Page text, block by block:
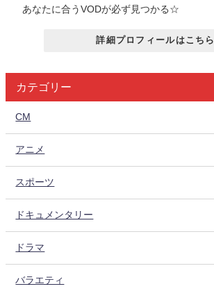
あなたに合うVODが必ず見つかる☆
詳細プロフィールはこちら
カテゴリー
CM
アニメ
スポーツ
ドキュメンタリー
ドラマ
バラエティ